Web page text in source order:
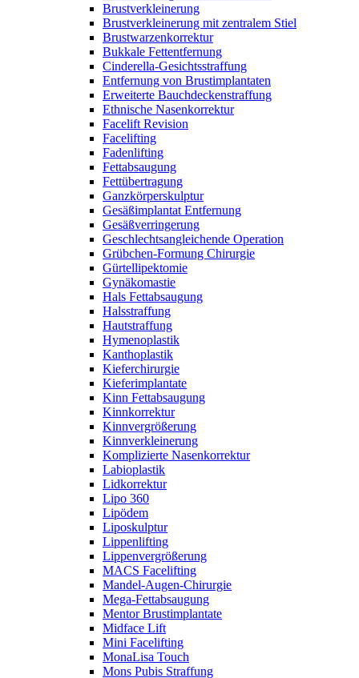
Brustverkleinerung
Brustverkleinerung mit zentralem Stiel
Brustwarzenkorrektur
Bukkale Fettentfernung
Cinderella-Gesichtsstraffung
Entfernung von Brustimplantaten
Erweiterte Bauchdeckenstraffung
Ethnische Nasenkorrektur
Facelift Revision
Facelifting
Fadenlifting
Fettabsaugung
Fettübertragung
Ganzkörperskulptur
Gesäßimplantat Entfernung
Gesäßverringerung
Geschlechtsangleichende Operation
Grübchen-Formung Chirurgie
Gürtellipektomie
Gynäkomastie
Hals Fettabsaugung
Halsstraffung
Hautstraffung
Hymenoplastik
Kanthoplastik
Kieferchirurgie
Kieferimplantate
Kinn Fettabsaugung
Kinnkorrektur
Kinnvergrößerung
Kinnverkleinerung
Komplizierte Nasenkorrektur
Labioplastik
Lidkorrektur
Lipo 360
Lipödem
Liposkulptur
Lippenlifting
Lippenvergrößerung
MACS Facelifting
Mandel-Augen-Chirurgie
Mega-Fettabsaugung
Mentor Brustimplantate
Midface Lift
Mini Facelifting
MonaLisa Touch
Mons Pubis Straffung